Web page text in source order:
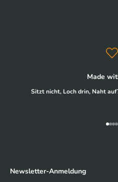
Made
Sitzt nicht, Loch drin, Naht
Newsletter-Anmeldung